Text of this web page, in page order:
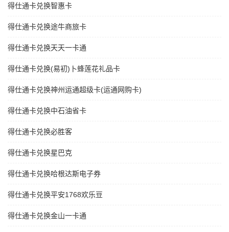
得仕通卡兑换智惠卡
得仕通卡兑换途牛商旅卡
得仕通卡兑换天天一卡通
得仕通卡兑换(易初)卜蜂莲花礼品卡
得仕通卡兑换神州运通超级卡(运通网购卡)
得仕通卡兑换中石油省卡
得仕通卡兑换必胜客
得仕通卡兑换星巴克
得仕通卡兑换哈根达斯电子券
得仕通卡兑换平安1768欢乐豆
得仕通卡兑换金山一卡通